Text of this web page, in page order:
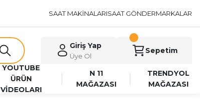
SAAT MAKİNALARISAAT GÖNDERMARKALAR
Giriş Yap
Üye Ol
Sepetim
YOUTUBE
ÜRÜN
VİDEOLARI
N 11
MAĞAZASI
TRENDYOL
MAĞAZASI